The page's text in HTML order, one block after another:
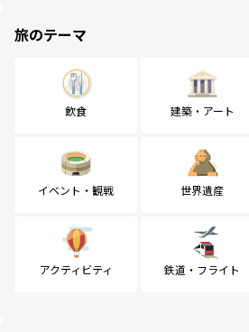
旅のテーマ
飲食 建築・アート
イベント・観戦 世界遺産
アクティビティ 鉄道・フライト